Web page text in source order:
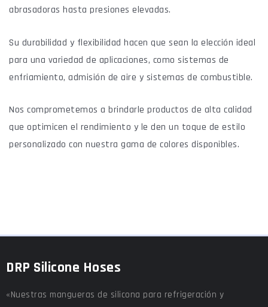
abrasadoras hasta presiones elevadas.
Su durabilidad y flexibilidad hacen que sean la elección ideal
para una variedad de aplicaciones, como sistemas de
enfriamiento, admisión de aire y sistemas de combustible.
Nos comprometemos a brindarle productos de alta calidad
que optimicen el rendimiento y le den un toque de estilo
personalizado con nuestra gama de colores disponibles.
DRP Silicone Hoses
«Nuestras mangueras de silicona para refrigeración y